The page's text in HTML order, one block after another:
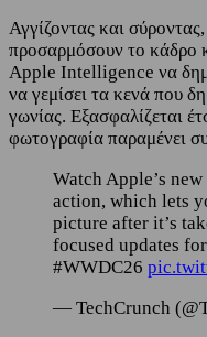
Αγγίζοντας και
προσαρμόσουν το κάδρο
Apple Intelligence να
να γεμίσει τα κενά που
γωνίας. Εξασφαλίζεται
φωτογραφία παραμένει
Watch Apple’s
action, which lets
picture after it’s
focused updates
#WWDC26
— TechCrunch